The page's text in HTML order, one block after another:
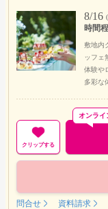
8/16
時間
敷地内
ッフェ
体験や
多彩な
クリップする
オンライ
問合せ 資料請求